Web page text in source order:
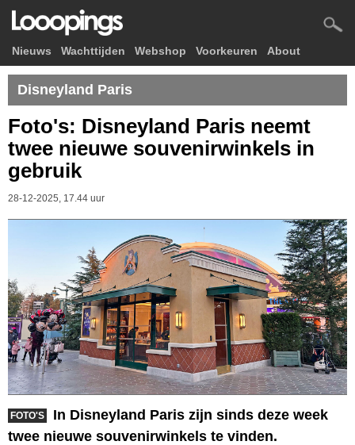
Nieuws Wachttijden Webshop Voorkeuren About
Disneyland Paris
Foto's: Disneyland Paris neemt
twee nieuwe souvenirwinkels in
gebruik
28-12-2025, 17.44 uur
FOTO'S
In Disneyland Paris zijn sinds deze week
twee nieuwe souvenirwinkels te vinden.